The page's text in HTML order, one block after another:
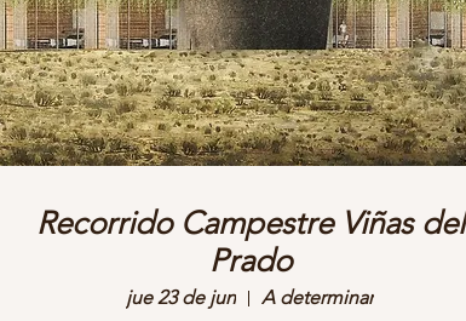
Recorrido Campestre Viñas del
Prado
jue 23 de jun
A determinar